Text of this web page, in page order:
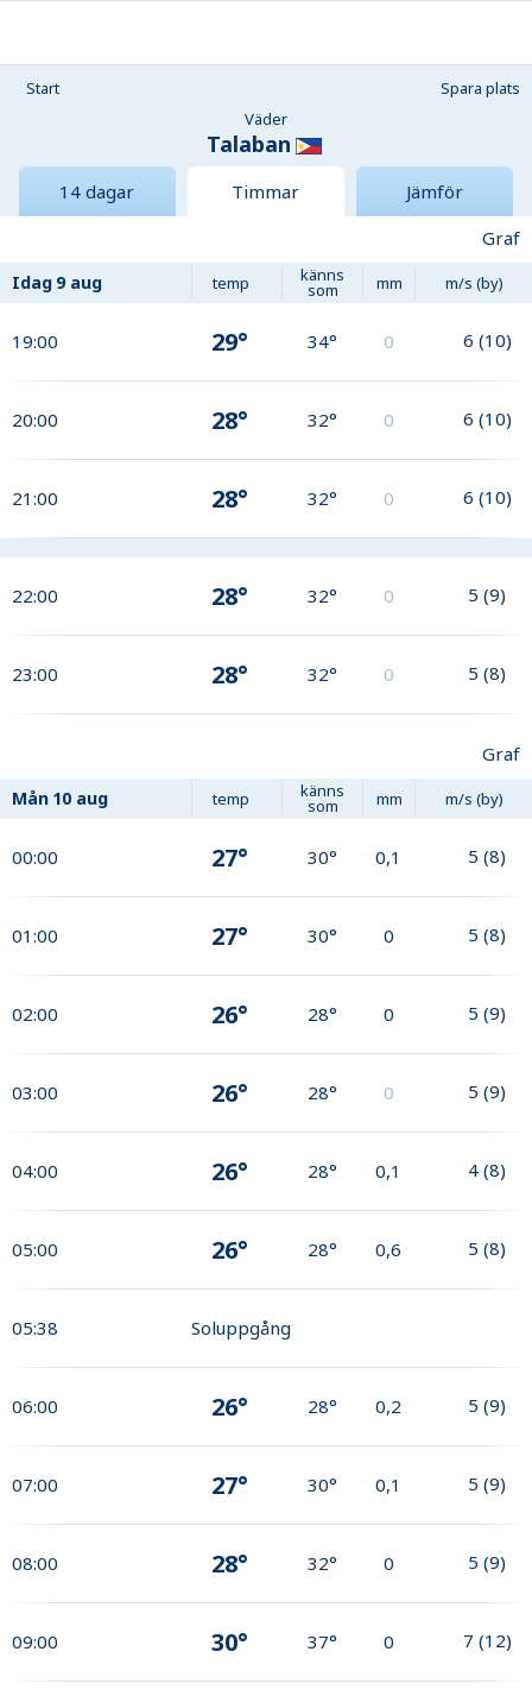
Start
Spara plats
Väder
Talaban
14 dagar Timmar
Jämför
Graf
Idag 9 aug temp känns
som mm m/s (by)
19:00 29° 34° 0 6 (10)
20:00 28° 32° 0 6 (10)
21:00 28° 32° 0 6 (10)
22:00 28° 32° 0 5 (9)
23:00 28° 32° 0 5 (8)
Graf
Mån 10 aug temp känns
som mm m/s (by)
00:00 27° 30° 0,1 5 (8)
01:00 27° 30° 0 5 (8)
02:00 26° 28° 0 5 (9)
03:00 26° 28° 0 5 (9)
04:00 26° 28° 0,1 4 (8)
05:00 26° 28° 0,6 5 (8)
05:38 Soluppgång
06:00 26° 28° 0,2 5 (9)
07:00 27° 30° 0,1 5 (9)
08:00 28° 32° 0 5 (9)
09:00 30° 37° 0 7 (12)